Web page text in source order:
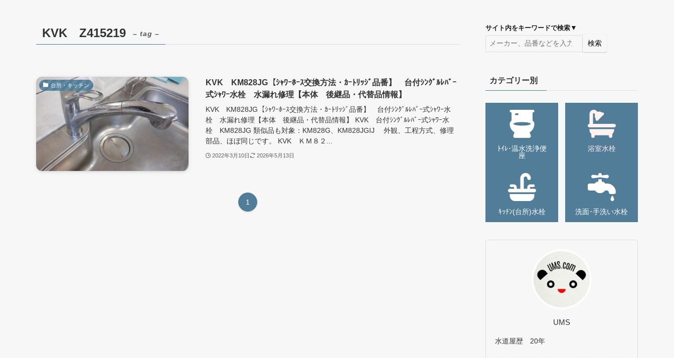
KVK Z415219 – tag –
台所・キッチン
KVK KM828JG【ｼｬﾜｰﾎｰｽ交換方法・ｶｰﾄﾘｯｼﾞ品番】 台付ｼﾝｸﾞﾙﾚﾊﾞｰ
式ｼｬﾜｰ水栓 水漏れ修理【本体 後継品・代替品情報】
KVK KM828JG【ｼｬﾜｰﾎｰｽ交換方法・ｶｰﾄﾘｯｼﾞ品番】 台付ｼﾝｸﾞﾙﾚﾊﾞｰ式ｼｬﾜｰ水
栓 水漏れ修理【本体 後継品・代替品情報】 KVK 台付ｼﾝｸﾞﾙﾚﾊﾞｰ式ｼｬﾜｰ水
栓 KM828JG 類似品も対象：KM828G、KM828JGIJ 外観、工程方式、修理
部品、ほぼ同じです。 KVK ＫＭ８２...
2022年3月10日 2026年5月13日
1
サイト内をキーワードで検索 ▼
検索
カテゴリー別
ﾄｲﾚ･温水洗浄便
座
浴室水栓
ｷｯﾁﾝ(台所)水栓 洗面･手洗い水栓
UMS
水道屋歴 20年